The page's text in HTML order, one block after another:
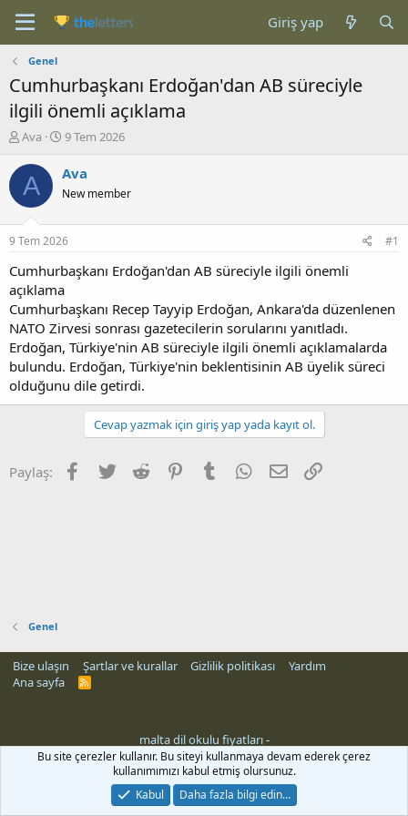
Giriş yap
Genel
Cumhurbaşkanı Erdoğan'dan AB süreciyle
ilgili önemli açıklama
K
n
b
u
u
b
a
l
a
t
a
n
Ava
B
ş
a
g
ı
ç
a
r
i
h
9 Tem 2026
A Ava
New member
9 Tem 2026 #1
Cumhurbaşkanı Erdoğan'dan AB süreciyle ilgili önemli
açıklama
Cumhurbaşkanı Recep Tayyip Erdoğan, Ankara'da düzenlenen
NATO Zirvesi sonrası gazetecilerin sorularını yanıtladı.
Erdoğan, Türkiye'nin AB süreciyle ilgili önemli açıklamalarda
bulundu. Erdoğan, Türkiye'nin beklentisinin AB üyelik süreci
olduğunu dile getirdi.
Cevap yazmak için giriş yap yada kayıt ol.
Paylaş: Facebook
Twitter Reddit PinterestTumblr WhatsApp
E-posta
Genel
Bize ulaşın Şartlar ve kurallar Gizlilik politikası
Yardım
Ana sayfa
R
malta dil okulu fiyatları-
Bu site çerezler kullanır. Bu siteyi kullanmaya devam ederek çerez
kullanımımızı kabul etmiş olursunuz.
Kabul
Daha fazla bilgi edin…